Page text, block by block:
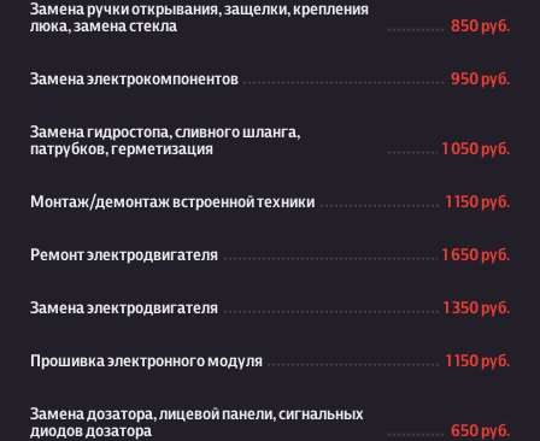
Замена ручки открывания, защелки, крепления
люка, замена стекла
850 руб.
Замена электрокомпонентов 950 руб.
Замена гидростопа, сливного шланга,
патрубков, герметизация
1 050 руб.
Монтаж/демонтаж встроенной техники 1 150 руб.
Ремонт электродвигателя 1 650 руб.
Замена электродвигателя 1 350 руб.
Прошивка электронного модуля 1 150 руб.
Замена дозатора, лицевой панели, сигнальных
диодов дозатора
650 руб.